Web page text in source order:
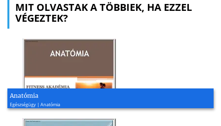
MIT OLVASTAK A TÖBBIEK, HA EZZEL
VÉGEZTEK?
Anatómia
Egészségügy | Anatómia